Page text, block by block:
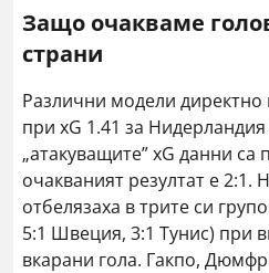
Защо очакваме
страни
Различни модели директно
при xG 1.41 за
„атакуващите” xG данни са
очакваният резултат е 2:1.
отбелязаха в трите си
5:1 Швеция, 3:1 Тунис) при
вкарани гола. Гакпо,